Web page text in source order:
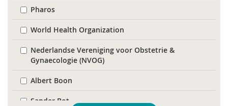
Pharos
World Health Organization
Nederlandse Vereniging voor Obstetrie &
Gynaecologie (NVOG)
Albert Boon
Sander Bot